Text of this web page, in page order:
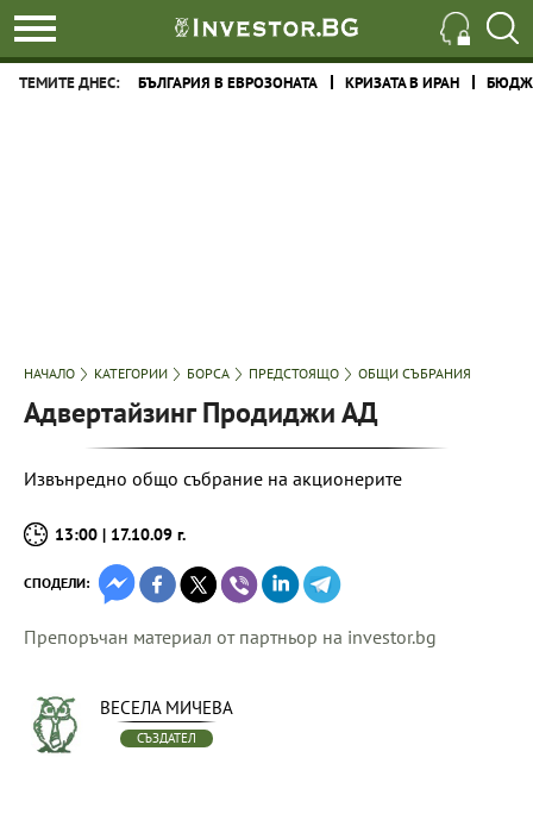
ТЕМИТЕ ДНЕС: БЪЛГАРИЯ В ЕВРОЗОНАТА КРИЗАТА В ИРАН
НАЧАЛО КАТЕГОРИИ БОРСА ПРЕДСТОЯЩО ОБЩИ СЪБРАНИЯ
Адвертайзинг Продиджи АД
Извънредно общо събрание на акционерите
13:00 | 17.10.09 г.
СПОДЕЛИ:
Препоръчан материал от партньор на investor.bg
ВЕСЕЛА МИЧЕВА
СЪЗДАТЕЛ